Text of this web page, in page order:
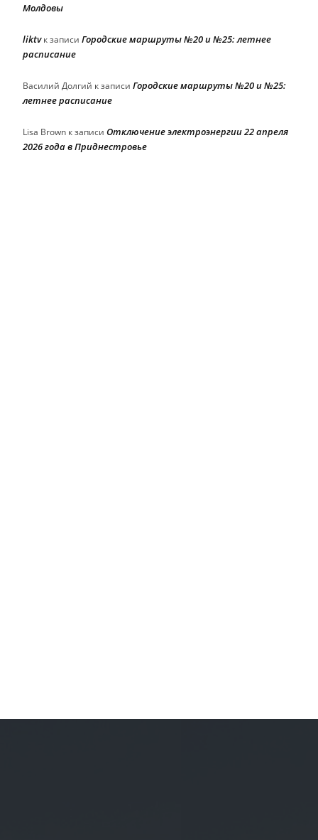
Молдовы
liktvк записи Городские маршруты №20 и №25: летнее
расписание
Василий Долгий к записи Городские маршруты №20 и №25:
летнее расписание
Lisa Brown к записи Отключение электроэнергии 22 апреля
2026 года в Приднестровье